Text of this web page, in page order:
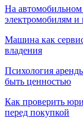
На автомобильном
электромобилям
Машина как
владения
Психология
быть ценностью
Как проверить
перед покупкой